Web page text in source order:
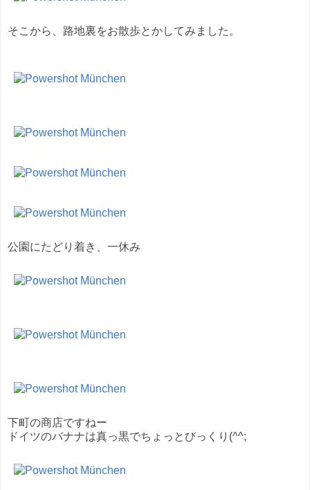
そこから、路地裏をお散歩とかしてみました。
公園にたどり着き、一休み
下町の商店ですねー
ドイツのバナナは真っ黒でちょっとびっくり(^^;